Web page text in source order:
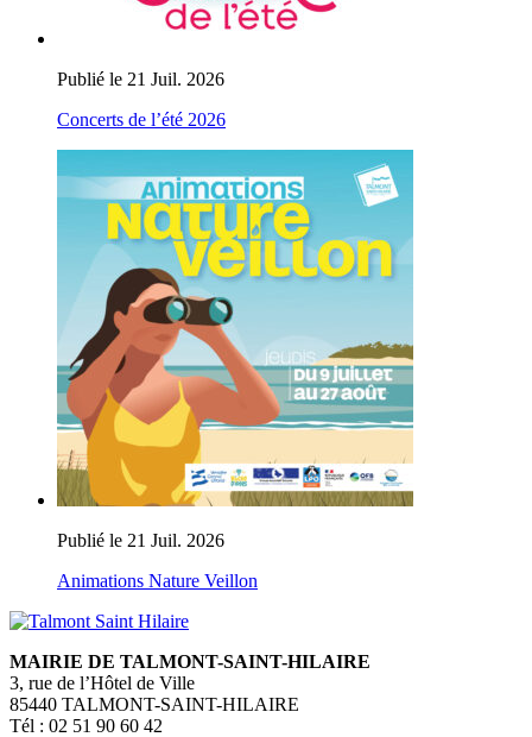
Publié le 21 Juil. 2026
Concerts de l’été 2026
Publié le 21 Juil. 2026
Animations Nature Veillon
MAIRIE DE TALMONT-SAINT-HILAIRE
3, rue de l’Hôtel de Ville
85440 TALMONT-SAINT-HILAIRE
Tél : 02 51 90 60 42